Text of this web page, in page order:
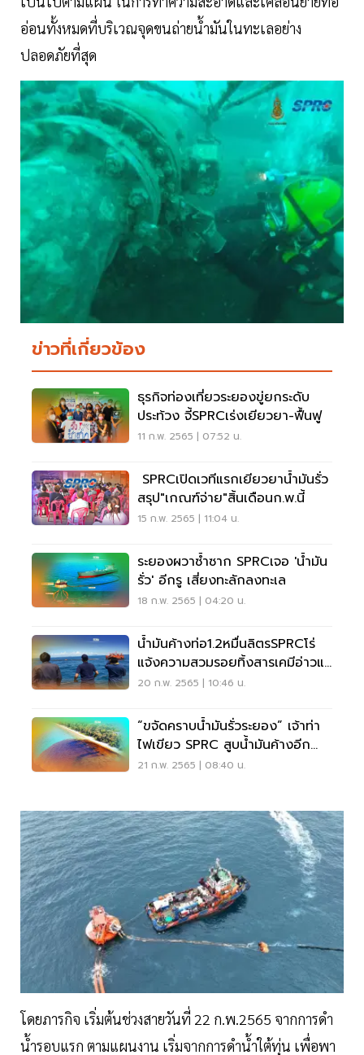
อ่อนทั้งหมดที่บริเวณจุดขนถ่ายน้ำมันในทะเลอย่าง
ปลอดภัยที่สุด
ข่าวที่เกี่ยวข้อง
ธุรกิจท่องเที่ยวระยองขู่ยกระดับ
ประท้วง จี้SPRCเร่งเยียวยา-ฟื้นฟู
11 ก.พ. 2565 | 07:52 น.
SPRCเปิดเวทีแรกเยียวยาน้ำมันรั่ว
สรุป"เกณฑ์จ่าย"สิ้นเดือนก.พ.นี้
15 ก.พ. 2565 | 11:04 น.
ระยองผวาซ้ำซาก SPRCเจอ 'นํ้ามัน
รั่ว' อีกรู เสี่ยงทะลักลงทะเล
18 ก.พ. 2565 | 04:20 น.
น้ำมันค้างท่อ1.2หมื่นลิตรSPRCโร่
แจ้งความสวมรอยทิ้งสารเคมีอ่าวแม่
รำพึง
20 ก.พ. 2565 | 10:46 น.
“ขจัดคราบน้ำมันรั่วระยอง” เจ้าท่า
ไฟเขียว SPRC สูบน้ำมันค้างอีก
12,000 ลิตร
21 ก.พ. 2565 | 08:40 น.
โดยภารกิจ เริ่มต้นช่วงสายวันที่ 22 ก.พ.2565 จากการดำ
น้ำรอบแรก ตามแผนงาน เริ่มจากการดำน้ำใต้ทุ่น เพื่อพา